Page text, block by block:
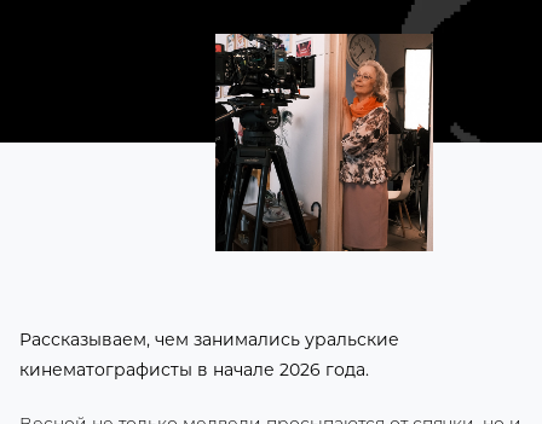
Рассказываем, чем занимались уральские
кинематографисты в начале 2026 года.